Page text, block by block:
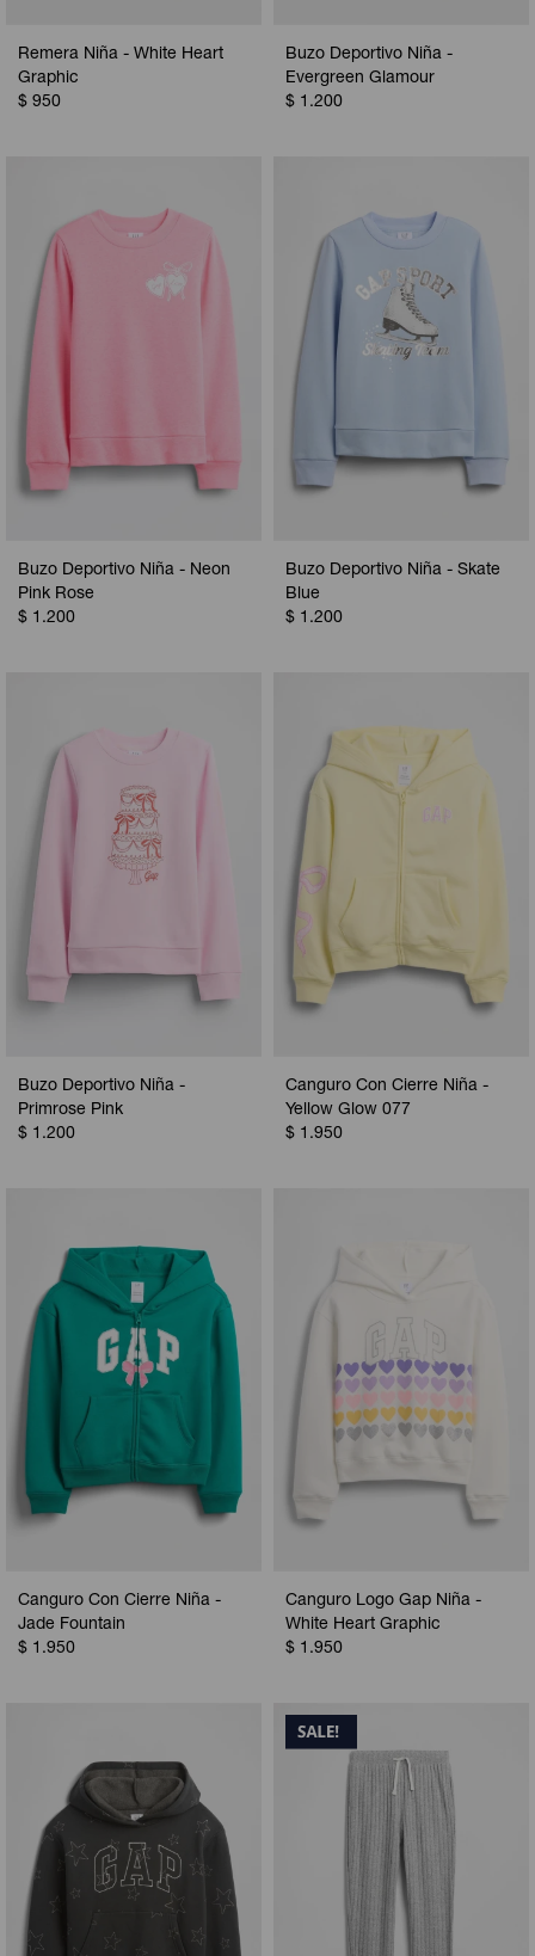
Remera Niña - White Heart
Graphic
$ 950
Buzo Deportivo Niña -
Evergreen Glamour
$ 1.200
Buzo Deportivo Niña - Neon
Pink Rose
$ 1.200
Buzo Deportivo Niña - Skate
Blue
$ 1.200
Buzo Deportivo Niña -
Primrose Pink
$ 1.200
Canguro Con Cierre Niña -
Yellow Glow 077
$ 1.950
Canguro Con Cierre Niña -
Jade Fountain
$ 1.950
Canguro Logo Gap Niña -
White Heart Graphic
$ 1.950